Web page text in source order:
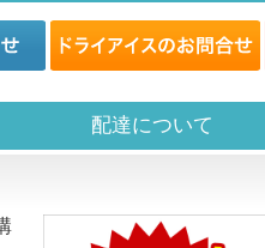
配達について